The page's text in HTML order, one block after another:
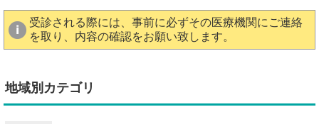
受診される際には、事前に必ずその医療機関にご連絡
を取り、内容の確認をお願い致します。
地域別カテゴリ